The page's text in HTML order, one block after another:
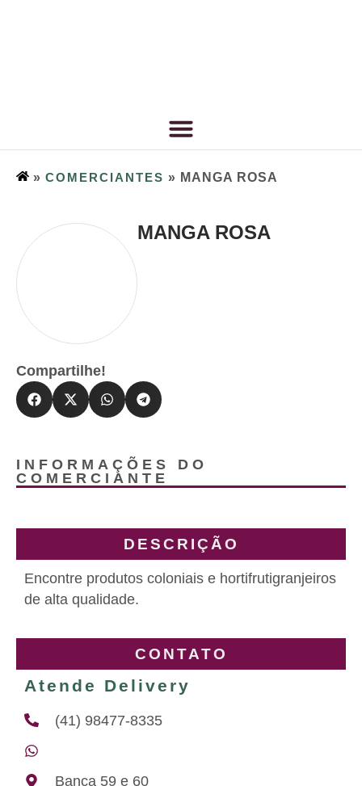
» COMERCIANTES » MANGA ROSA
MANGA ROSA
Compartilhe!
INFORMAÇÕES DO
COMERCIANTE
DESCRIÇÃO
Encontre produtos coloniais e hortifrutigranjeiros
de alta qualidade.
CONTATO
Atende Delivery
(41) 98477-8335
Banca 59 e 60